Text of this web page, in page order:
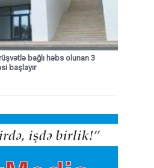
bağlı həbs olunan 3
başlayır